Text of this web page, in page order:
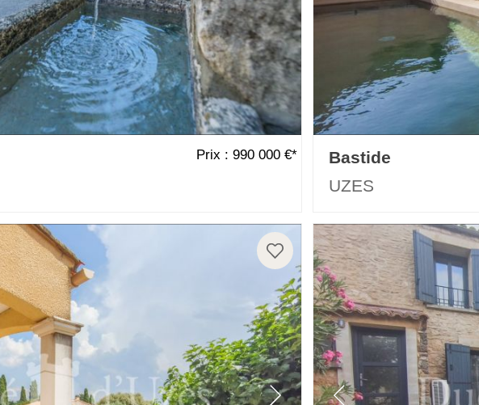
Prix : 990 000 €*
Bastide
UZES